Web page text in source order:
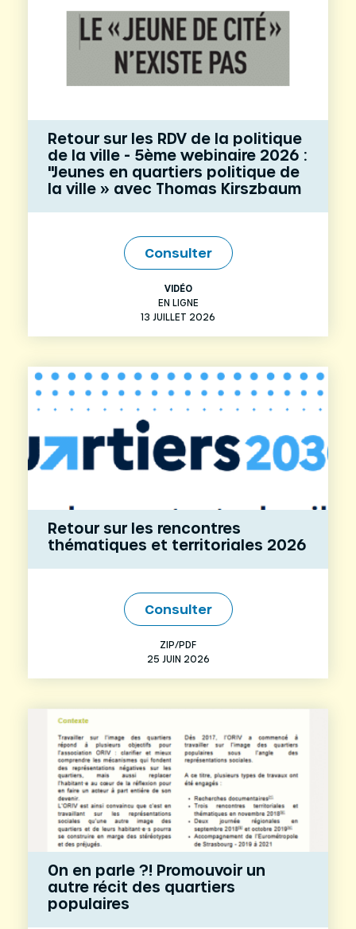
Retour sur les RDV de la politique
de la ville - 5ème webinaire 2026 :
"Jeunes en quartiers politique de
la ville » avec Thomas Kirszbaum
Consulter
VIDÉO
EN LIGNE
13 JUILLET 2026
Retour sur les rencontres
thématiques et territoriales 2026
Consulter
ZIP/PDF
25 JUIN 2026
On en parle ?! Promouvoir un
autre récit des quartiers
populaires